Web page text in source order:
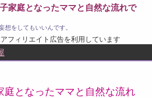
家庭となったママと自然な流れで
想をしてもいいんです。
フィリエイト広告を利用しています
庭となったママと自然な流れ